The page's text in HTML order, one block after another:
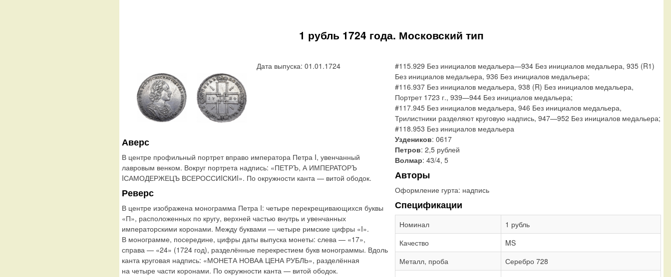
1 рубль 1724 года. Московский тип
Дата выпуска: 01.01.1724
Аверс
В центре профильный портрет вправо императора Петра I, увенчанный
лавровым венком. Вокруг портрета надпись: «ПЕТРЪ, А ИМПЕРАТОРЪ
IСАМОДЕРЖЕЦЪ ВСЕРОССИIСКИI». По окружности канта — витой ободок.
Реверс
В центре изображена монограмма Петра I: четыре перекрещивающихся буквы
«П», расположенных по кругу, верхней частью внутрь и увенчанных
императорскими коронами. Между буквами — четыре римские цифры «I».
В монограмме, посередине, цифры даты выпуска монеты: слева — «17»,
справа — «24» (1724 год), разделённые перекрестием букв монограммы. Вдоль
канта круговая надпись: «МОНЕТА НОВАѦ ЦЕНА РУБЛЬ», разделённая
на четыре части коронами. По окружности канта — витой ободок.
#115.929 Без инициалов медальера—934 Без инициалов медальера, 935 (R1)
Без инициалов медальера, 936 Без инициалов медальера;
#116.937 Без инициалов медальера, 938 (R) Без инициалов медальера,
Портрет 1723 г., 939—944 Без инициалов медальера;
#117.945 Без инициалов медальера, 946 Без инициалов медальера,
Трилистники разделяют круговую надпись, 947—952 Без инициалов медальера;
#118.953 Без инициалов медальера
Уздеников: 0617
Петров: 2,5 рублей
Волмар: 43/4, 5
Авторы
Оформление гурта: надпись
Спецификации
Номинал
1 рубль
Качество
MS
Металл, проба
Серебро 728